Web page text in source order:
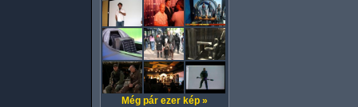
Még pár ezer kép »